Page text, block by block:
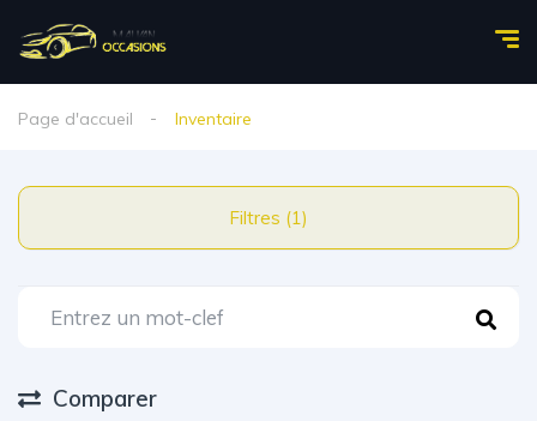
Page d'accueil Inventaire
Filtres (1)
Comparer